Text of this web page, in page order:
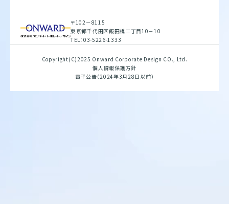
〒102－8115
東京都千代田区飯田橋二丁目10－10
TEL：03-5226-1333
Copyright(C)2025 Onward Corporate Design CO., Ltd.
個人情報保護方針
電子公告（2024年3月28日以前）
〒102－8115
東京都千代田区飯田橋二丁目10－10
TEL：03-5226-1333
調達指針
Copyright(C)2025 Onward Corporate Design CO., Ltd.
個人情報保護方針
電子公告（2024年3月28日以前）